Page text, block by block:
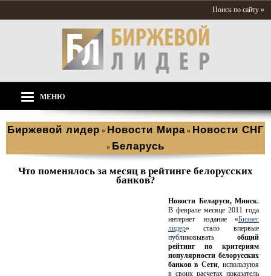
Поиск по сайту »
МЕНЮ
Биржевой лидер » Новости Мира » Новости СНГ
» Беларусь
Что поменялось за месяц в рейтинге белорусских
банков?
Новости Беларуси, Минск.
В феврале месяце 2011 года
интернет издание «Бизнес
лидер» стало впервые
публиковывать общий
рейтинг по критериям
популярности белорусских
банков в Сети, используюя
в своих расчетах показатель